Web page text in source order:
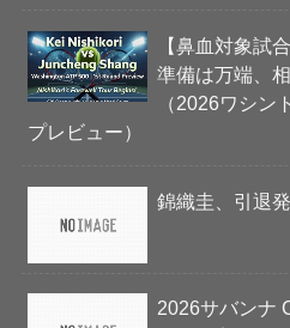
【鼻血対象試
準備は万端、
（2026ワシ
プレビュー）
錦織圭、引退
2026サバンナ